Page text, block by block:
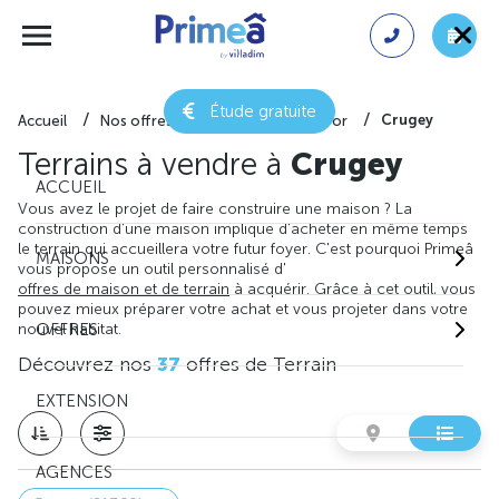
Étude gratuite
ACCUEIL
MAISONS
OFFRES
EXTENSION
AGENCES
Accueil Nos offres de terrain Côte-d'or Crugey
Terrains à vendre à Crugey
Vous avez le projet de faire construire une maison ? La
construction d'une maison implique d'acheter en même temps
le terrain qui accueillera votre futur foyer. C'est pourquoi Primeâ
vous propose un outil personnalisé d'
offres de maison et de terrain à acquérir. Grâce à cet outil, vous
pouvez mieux préparer votre achat et vous projeter dans votre
nouvel habitat.
Découvrez nos37offres de Terrain